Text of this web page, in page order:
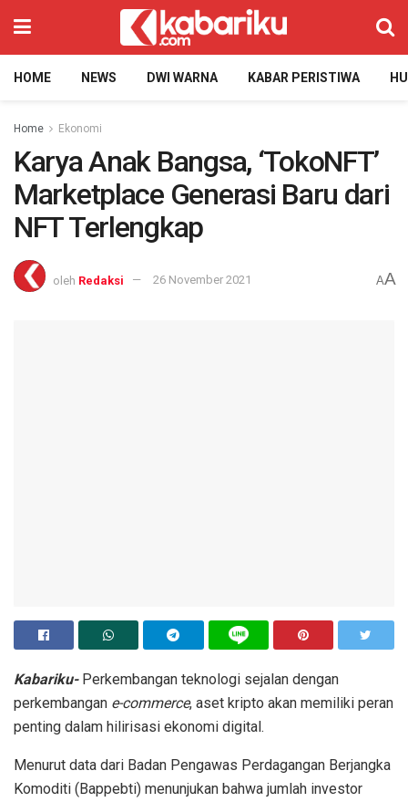
HOME NEWS DWI WARNA KABAR PERISTIWA
Home Ekonomi
Karya Anak Bangsa, ‘TokoNFT’
Marketplace Generasi Baru dari
NFT Terlengkap
oleh Redaksi 26 November 2021 AA
Kabariku-Perkembangan teknologi sejalan dengan
perkembangan e-commerce, aset kripto akan memiliki peran
penting dalam hilirisasi ekonomi digital.
Menurut data dari Badan Pengawas Perdagangan Berjangka
Komoditi (Bappebti) menunjukan bahwa jumlah investor